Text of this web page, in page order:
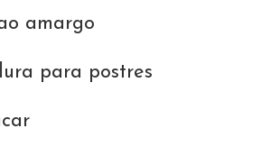
amargo
para postres